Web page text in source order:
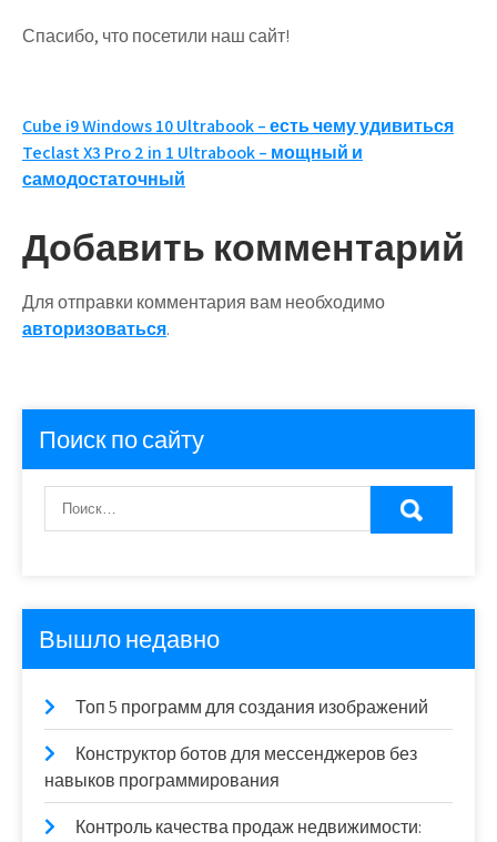
Спасибо, что посетили наш сайт!
Навигация
по
Cube i9 Windows 10 Ultrabook – есть чему удивиться
Teclast X3 Pro 2 in 1 Ultrabook – мощный и
самодостаточный
Добавить комментарий
Для отправки комментария вам необходимо
авторизоваться.
Поиск по сайту
Вышло недавно
Топ 5 программ для создания изображений
Конструктор ботов для мессенджеров без
навыков программирования
Контроль качества продаж недвижимости: